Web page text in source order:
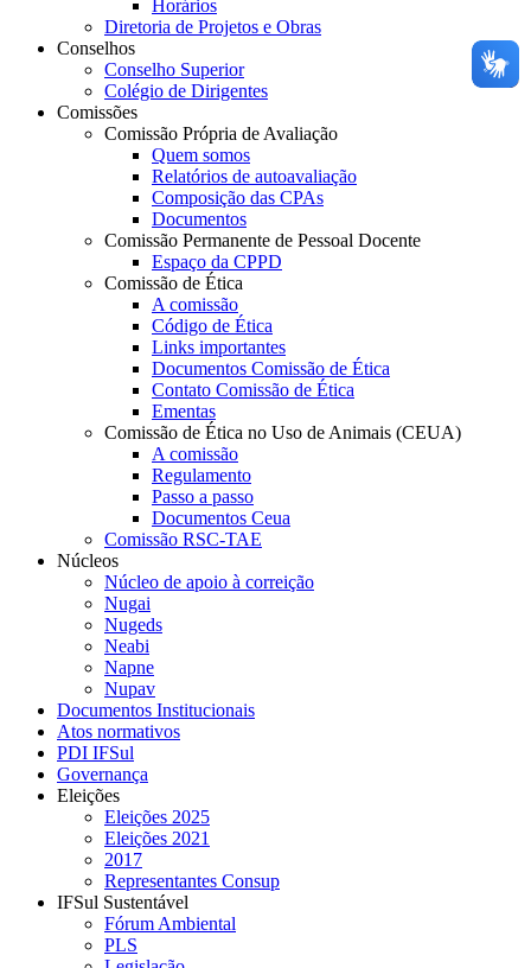
Horários
Diretoria de Projetos e Obras
Conselhos
Conselho Superior
Colégio de Dirigentes
Comissões
Comissão Própria de Avaliação
Quem somos
Relatórios de autoavaliação
Composição das CPAs
Documentos
Comissão Permanente de Pessoal Docente
Espaço da CPPD
Comissão de Ética
A comissão
Código de Ética
Links importantes
Documentos Comissão de Ética
Contato Comissão de Ética
Ementas
Comissão de Ética no Uso de Animais (CEUA)
A comissão
Regulamento
Passo a passo
Documentos Ceua
Comissão RSC-TAE
Núcleos
Núcleo de apoio à correição
Nugai
Nugeds
Neabi
Napne
Nupav
Documentos Institucionais
Atos normativos
PDI IFSul
Governança
Eleições
Eleições 2025
Eleições 2021
2017
Representantes Consup
IFSul Sustentável
Fórum Ambiental
PLS